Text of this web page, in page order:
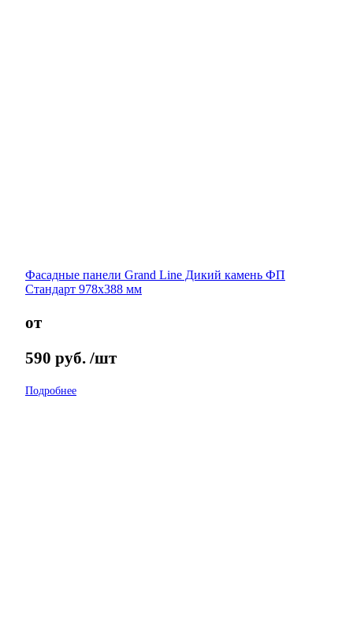
Фасадные панели Grand Line Дикий камень ФП
Стандарт 978х388 мм
от
590 руб. /шт
Подробнее